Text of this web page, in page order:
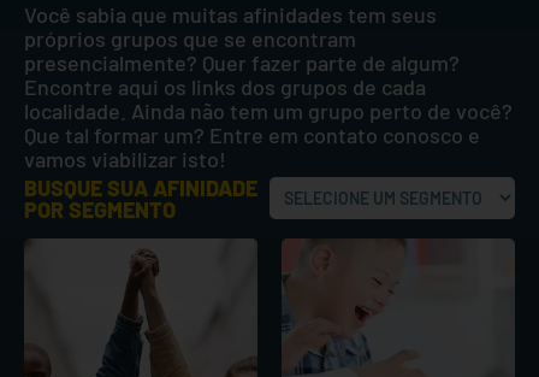
Você sabia que muitas afinidades tem seus
próprios grupos que se encontram
presencialmente? Quer fazer parte de algum?
Encontre aqui os links dos grupos de cada
localidade. Ainda não tem um grupo perto de você?
Que tal formar um? Entre em contato conosco e
vamos viabilizar isto!
BUSQUE SUA AFINIDADE
POR SEGMENTO